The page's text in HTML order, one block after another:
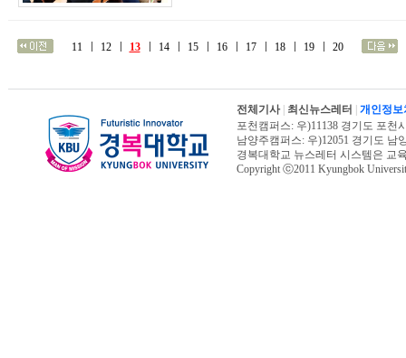
11 12 13 14 15 16 17 18 19 20
전체기사| 최신뉴스레터
개인정보
포천캠퍼스: 우)11138 경기도 포천
남양주캠퍼스: 우)12051 경기도 남
경복대학교 뉴스레터 시스템은 교
Copyright ⓒ2011 Kyungbok